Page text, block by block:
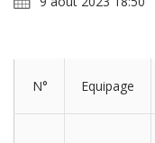
N° Equipage